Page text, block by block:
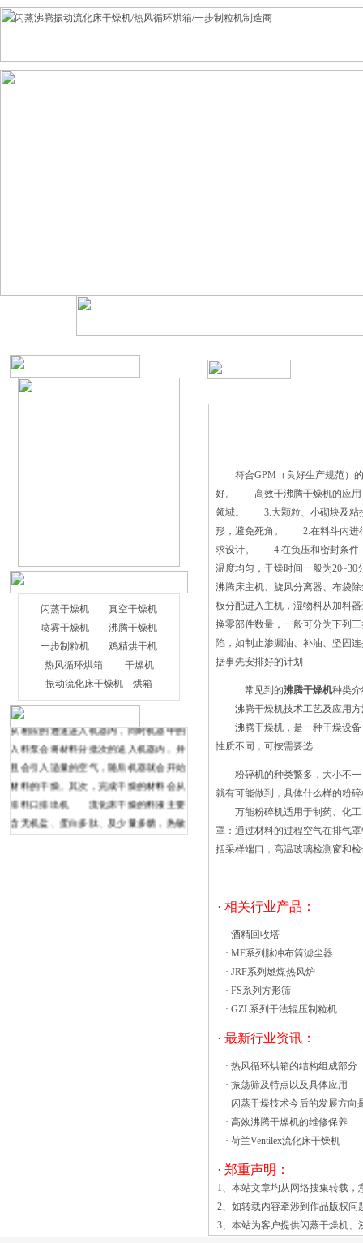
闪蒸干燥机
真空干燥机
喷雾干燥机
沸腾干燥机
一步制粒机
鸡精烘干机
热风循环烘箱
干燥机
振动流化床干燥机
烘箱
带、链条的松紧程度，如发现减速器的渗
量;2、 电器部件应保持清洁、灵敏;3、 不
应采用铁器敲击筒体，防止筒体变形;4、
一次使用完毕应取出剩余物料，刷清机器
各部分，如停用时间较长，将机器揩擦干
钮调到“3”（注意：空气门的调节范围约
为60“角）。 开启：打开电源和
风扇开 在日常的加工过程中，工厂会
选择使用不同种类的机器进行日常的加
工。同时在日常的加工过程中，工厂会选
择使用沸腾干燥机对材料进行必要的干
燥，这样就能有效减少材料被污染的可
能，而且能减少能源的使用。 材料会
从相应的通道进入机器内，同时机器中的
入料泵会将材料分批次的送入机器内。并
且会引入适量的空气，随后机器就会开始
材料的干燥。其次，完成干燥的材料会从
排料口排出机 流化床干燥的料液主要
含无机盐、蛋白多肽、及少量多糖，热敏
性物质所以温度不高，干燥时粘壁和堵料
符合GPM（良好生产规范）的
好。 高效干沸腾干燥机的应用
领域。 3.大颗粒、小砌块及
形，避免死角。 2.在料斗内进
求设计。 4.在负压和密封条件
温度均匀，干燥时间一般为
沸腾床主机、旋风分离器、布袋
板分配进入主机，湿物料从加料
换零部件数量，一般可分为下
陷，如制止渗漏油、补油、坚
据事先安排好的计划
常见到的沸腾干燥机种类
沸腾干燥机技术工艺及应用方
沸腾干燥机，是一种干燥设备
性质不同，可按需要选
粉碎机的种类繁多，大小不一
就有可能做到，具体什么样的粉
万能粉碎机适用于制药、化工
罩：通过材料的过程空气在排气
括采样端口，高温玻璃检测窗
· 相关行业产品：
· 酒精回收塔
· MF系列脉冲布筒滤尘器
· JRF系列燃煤热风炉
· FS系列方形筛
· GZL系列干法辊压制粒机
· 最新行业资讯：
· 热风循环烘箱的结构组成部分
· 振荡筛及特点以及具体应用
· 闪蒸干燥技术今后的发展方向
· 高效沸腾干燥机的维修保养
· 荷兰Ventilex流化床干燥机
· 郑重声明：
1、本站文章均从网络搜集转载
2、如转载内容牵涉到作品版权
3、本站为客户提供闪蒸干燥机、